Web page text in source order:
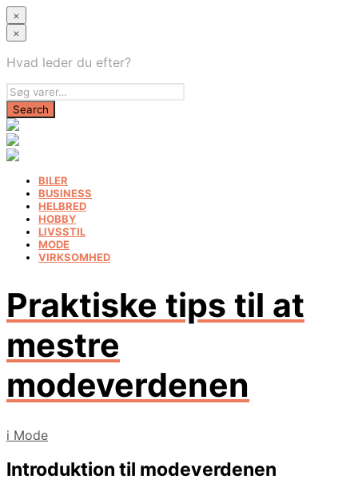
×
×
Hvad leder du efter?
BILER
BUSINESS
HELBRED
HOBBY
LIVSSTIL
MODE
VIRKSOMHED
Praktiske tips til at
mestre
modeverdenen
i Mode
Introduktion til modeverdenen